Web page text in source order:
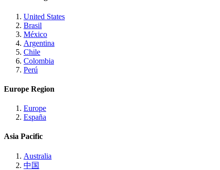
United States
Brasil
México
Argentina
Chile
Colombia
Perú
Europe Region
Europe
España
Asia Pacific
Australia
中国